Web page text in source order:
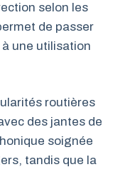
selon les
de passer
une utilisation
routières
des jantes de
soignée
tandis que la